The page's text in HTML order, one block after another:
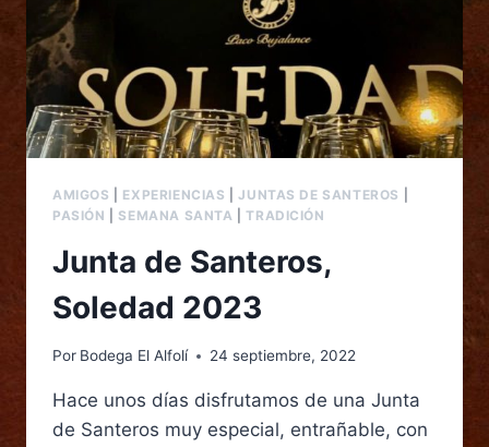
AMIGOS EXPERIENCIAS |JUNTAS DE SANTEROS
PASIÓN
SEMANA SANTA |TRADICIÓN
Junta de Santeros,
Soledad 2023
Por Bodega El Alfolí 24 septiembre, 2022
Hace unos días disfrutamos de una Junta
de Santeros muy especial, entrañable, con